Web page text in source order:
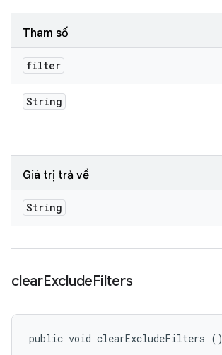
Tham số
filter
String
Giá trị trả về
String
clearExcludeFilters
public void clearExcludeFilters ()